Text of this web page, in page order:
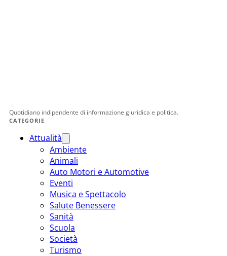
Quotidiano indipendente di informazione giuridica e politica.
CATEGORIE
Attualità
Ambiente
Animali
Auto Motori e Automotive
Eventi
Musica e Spettacolo
Salute Benessere
Sanità
Scuola
Società
Turismo